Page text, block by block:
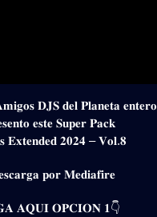
𝐃𝐉𝐒 𝐝𝐞𝐥 𝐏𝐥𝐚𝐧𝐞𝐭𝐚 𝐞𝐧𝐭𝐞𝐫𝐨
𝐞𝐬𝐭𝐞 𝐒𝐮𝐩𝐞𝐫 𝐏𝐚𝐜𝐤
𝐄𝐱𝐭𝐞𝐧𝐝𝐞𝐝 𝟐𝟎𝟐𝟒 – 𝐕𝐨𝐥.𝟖
𝐩𝐨𝐫 𝐌𝐞𝐝𝐢𝐚𝐟𝐢𝐫𝐞
𝐀𝐐𝐔𝐈 𝐎𝐏𝐂𝐈𝐎𝐍 𝟏👇